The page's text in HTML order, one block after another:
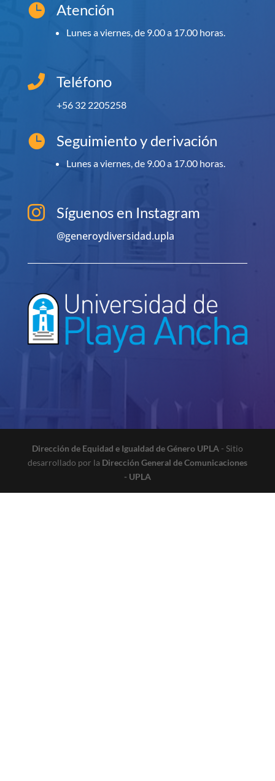
 Atención
Lunes a viernes, de 9.00 a 17.00 horas.
 Teléfono
+56 32 2205258
 Seguimiento y derivación
Lunes a viernes, de 9.00 a 17.00 horas.
 Síguenos en Instagram
@generoydiversidad.upla
Dirección de Equidad e Igualdad de Género UPLA- Sitio
desarrollado por la Dirección General de Comunicaciones
- UPLA